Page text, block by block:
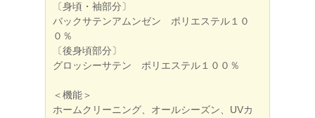
〔身頃・袖部分〕
バックサテンアムンゼン ポリエステル１０
０％
〔後身頃部分〕
グロッシーサテン ポリエステル１００％
＜機能＞
ホームクリーニング、オールシーズン、UVカ